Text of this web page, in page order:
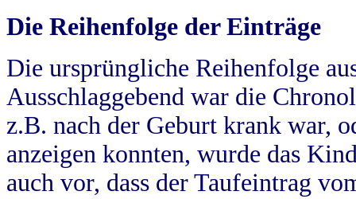
Die Reihenfolge der Einträge
Die ursprüngliche Reihenfolge
Ausschlaggebend war die
z.B. nach der Geburt krank war,
anzeigen konnten, wurde das
auch vor, dass der Taufeintrag